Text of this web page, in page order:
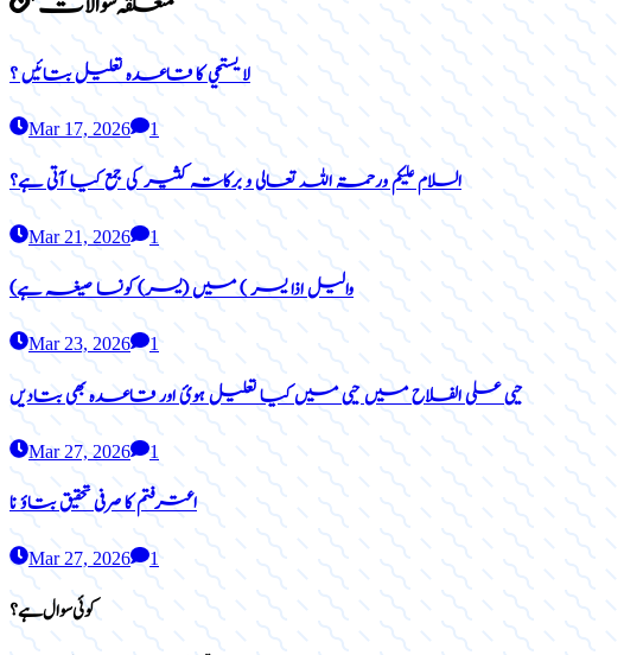
لا يستحي کا قاعدہ تعلیل بتائیں ؟
Mar 17, 2026 1
السلام علیکم ورحمۃ اللہ تعالی و برکاتہ کثیر کی جمع کیا آتی ہے؟
Mar 21, 2026 1
(والیل اذا یسر ) میں (یسر) کونسا صیغہ ہے
Mar 23, 2026 1
حیی علی الفلاح میں حیی میں کیا تعلیل ہوئ اور قاعدہ بھی بتادیں
Mar 27, 2026 1
اعترفتم کا صرفی تحقیق بتاؤ نا
Mar 27, 2026 1
کوئی سوال ہے؟